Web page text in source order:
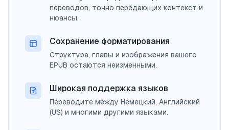
переводов, точно передающих контекст и
нюансы.
Сохранение форматирования
Структура, главы и изображения вашего
EPUB остаются неизменными.
Широкая поддержка языков
Переводите между Немецкий, Английский
(US) и многими другими языками.